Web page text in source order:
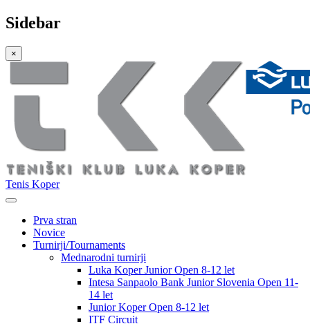
Sidebar
×
Tenis Koper
Prva stran
Novice
Turnirji/Tournaments
Mednarodni turnirji
Luka Koper Junior Open 8-12 let
Intesa Sanpaolo Bank Junior Slovenia Open 11-
14 let
Junior Koper Open 8-12 let
ITF Circuit